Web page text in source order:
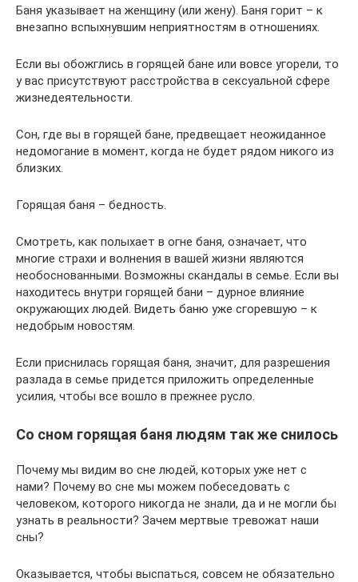
Баня указывает на женщину (или жену). Баня горит – к
внезапно вспыхнувшим неприятностям в отношениях.
Если вы обожглись в горящей бане или вовсе угорели, то
у вас присутствуют расстройства в сексуальной сфере
жизнедеятельности.
Сон, где вы в горящей бане, предвещает неожиданное
недомогание в момент, когда не будет рядом никого из
близких.
Горящая баня – бедность.
Смотреть, как полыхает в огне баня, означает, что
многие страхи и волнения в вашей жизни являются
необоснованными. Возможны скандалы в семье. Если вы
находитесь внутри горящей бани – дурное влияние
окружающих людей. Видеть баню уже сгоревшую – к
недобрым новостям.
Если приснилась горящая баня, значит, для разрешения
разлада в семье придется приложить определенные
усилия, чтобы все вошло в прежнее русло.
Со сном горящая баня людям так же снилось
Почему мы видим во сне людей, которых уже нет с
нами? Почему во сне мы можем побеседовать с
человеком, которого никогда не знали, да и не могли бы
узнать в реальности? Зачем мертвые тревожат наши
сны?
Оказывается, чтобы выспаться, совсем не обязательно